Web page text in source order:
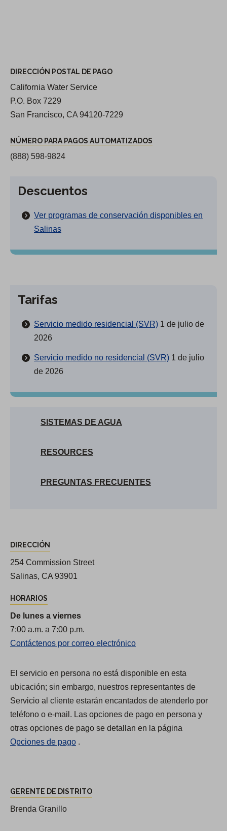
SISTEMAS DE AGUA
RESOURCES
PREGUNTAS FRECUENTES
i
r
e
c
c
i
o
n
s
y
h
o
r
a
o
s
DIRECCIÓN
254 Commission Street
Salinas, CA 93901
HORARIOS
De lunes a viernes
7:00 a.m. a 7:00 p.m.
Contáctenos por correo electrónico
El servicio en persona no está disponible en esta
ubicación; sin embargo, nuestros representantes de
Servicio al cliente estarán encantados de atenderlo por
teléfono o e-mail. Las opciones de pago en persona y
otras opciones de pago se detallan en la página
Opciones de pago .
e
r
GERENTE DE DISTRITO
Brenda Granillo
DIRECCIÓN POSTAL DE PAGO
California Water Service
P.O. Box 7229
San Francisco, CA 94120-7229
NÚMERO PARA PAGOS AUTOMATIZADOS
(888) 598-9824
Descuentos
Ver programas de conservación disponibles en
Salinas
Tarifas
Servicio medido residencial (SVR) 1 de julio de
2026
Servicio medido no residencial (SVR) 1 de julio
de 2026